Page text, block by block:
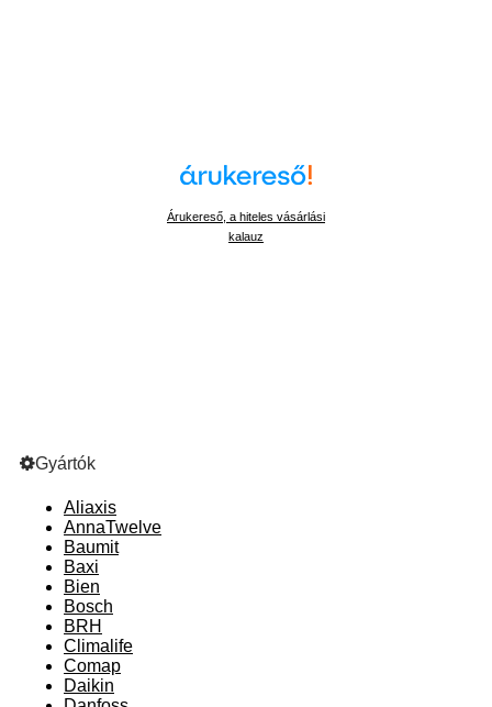
Árukereső, a hiteles vásárlási
kalauz
Gyártók
Aliaxis
AnnaTwelve
Baumit
Baxi
Bien
Bosch
BRH
Climalife
Comap
Daikin